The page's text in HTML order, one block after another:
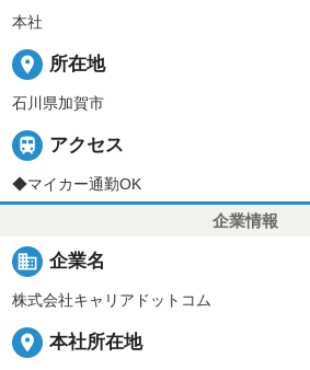
本社
place 所在地
石川県加賀市
 アクセス
◆マイカー通勤OK
企業情報
business 企業名
株式会社キャリアドットコム
place 本社所在地